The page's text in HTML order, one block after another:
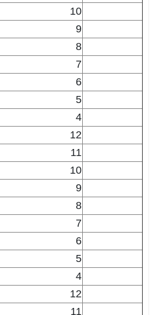
10
9
8
7
6
5
4
12
11
10
9
8
7
6
5
4
12
11